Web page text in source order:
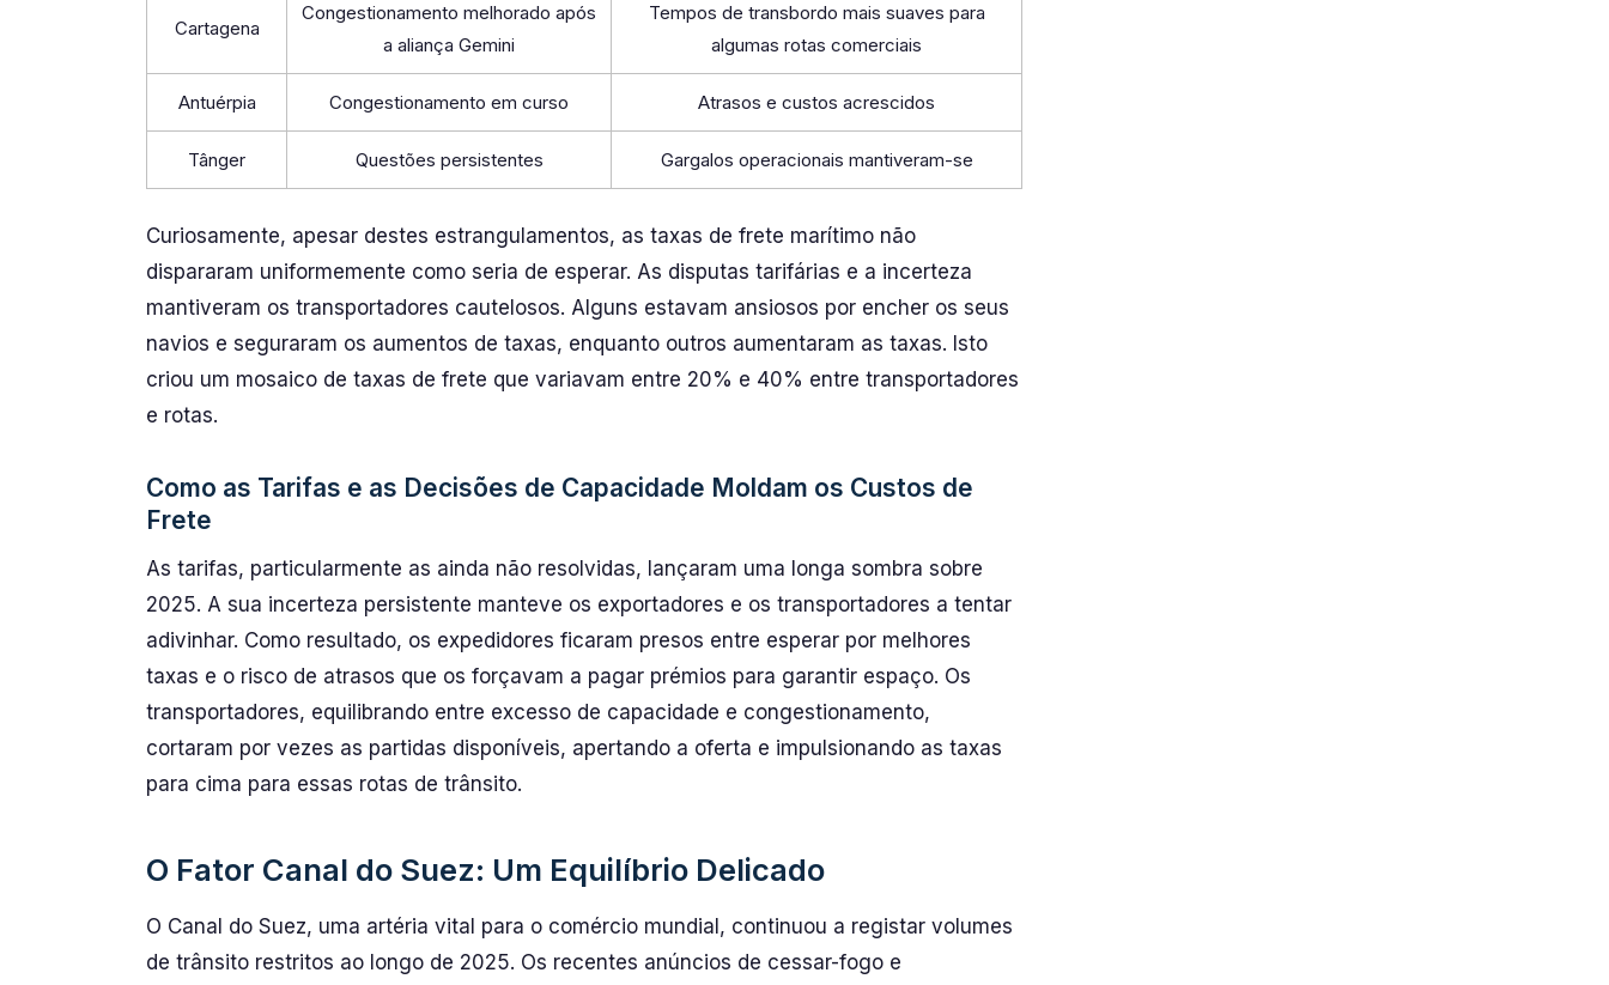
Cartagena
Congestionamento melhorado após
a aliança Gemini
Tempos de transbordo mais suaves para
algumas rotas comerciais
Antuérpia Congestionamento em curso Atrasos e custos acrescidos
Tânger Questões persistentes Gargalos operacionais mantiveram-se
Curiosamente, apesar destes estrangulamentos, as taxas de frete marítimo não
dispararam uniformemente como seria de esperar. As disputas tarifárias e a incerteza
mantiveram os transportadores cautelosos. Alguns estavam ansiosos por encher os seus
navios e seguraram os aumentos de taxas, enquanto outros aumentaram as taxas. Isto
criou um mosaico de taxas de frete que variavam entre 20% e 40% entre transportadores
e rotas.
Como as Tarifas e as Decisões de Capacidade Moldam os Custos de
Frete
As tarifas, particularmente as ainda não resolvidas, lançaram uma longa sombra sobre
2025. A sua incerteza persistente manteve os exportadores e os transportadores a tentar
adivinhar. Como resultado, os expedidores ficaram presos entre esperar por melhores
taxas e o risco de atrasos que os forçavam a pagar prémios para garantir espaço. Os
transportadores, equilibrando entre excesso de capacidade e congestionamento,
cortaram por vezes as partidas disponíveis, apertando a oferta e impulsionando as taxas
para cima para essas rotas de trânsito.
O Fator Canal do Suez: Um Equilíbrio Delicado
O Canal do Suez, uma artéria vital para o comércio mundial, continuou a registar volumes
de trânsito restritos ao longo de 2025. Os recentes anúncios de cessar-fogo e